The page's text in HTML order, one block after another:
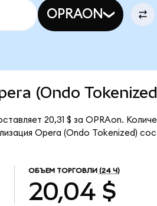
OPRAON
(Ondo
20,31 $ за OPRAon.
Opera (Ondo Tokenized)
ОБЪЕМ ТОРГОВЛИ (24 Ч)
20,04 $